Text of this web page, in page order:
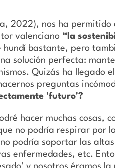
2022), nos ha permitido
valenciano “la
hundí bastante, pero
solución perfecta:
Quizás ha llegado
preguntas
'futuro'?
hacer muchas cosas,
no podría respirar por
podría soportar las altas
enfermedades, etc.